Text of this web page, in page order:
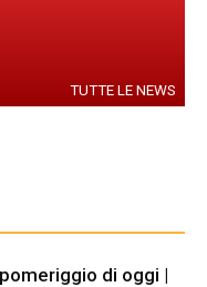
TUTTE LE NEWS
di oggi |